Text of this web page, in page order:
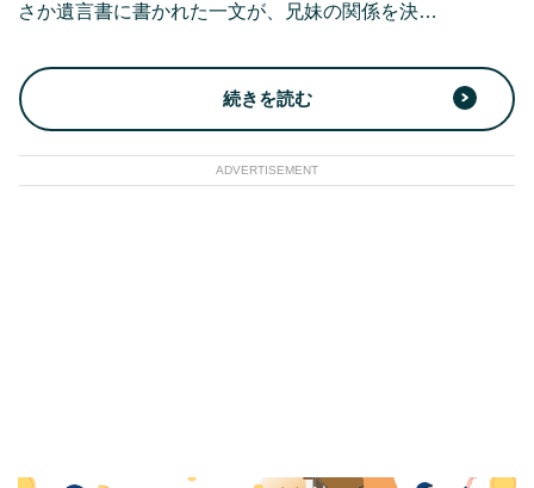
さか遺言書に書かれた一文が、兄妹の関係を決…
続きを読む
ADVERTISEMENT